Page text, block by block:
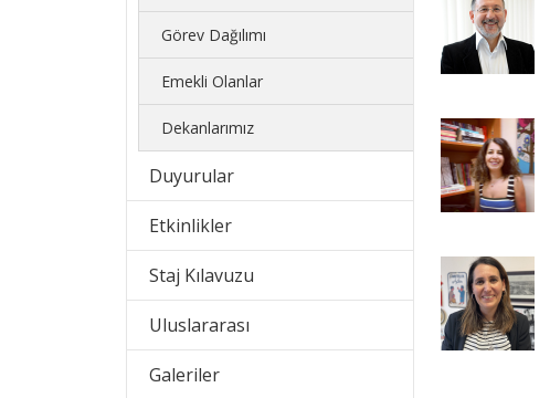
Görev Dağılımı
Emekli Olanlar
Dekanlarımız
Duyurular
Etkinlikler
Staj Kılavuzu
Uluslararası
Galeriler